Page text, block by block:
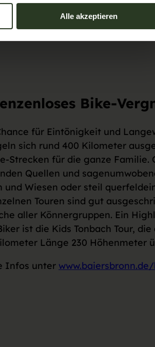
Alle akzeptieren
Bike-
für Eintönigkeit und
sich rund 400 Kilometer
Strecken für die ganze Familie.
Quellen und
und Wiesen oder steil
Touren sind gut
aller Könnergruppen. Ein
ist die Kids Tonbach Tour,
Länge 230 Höhenmeter
Infos unter